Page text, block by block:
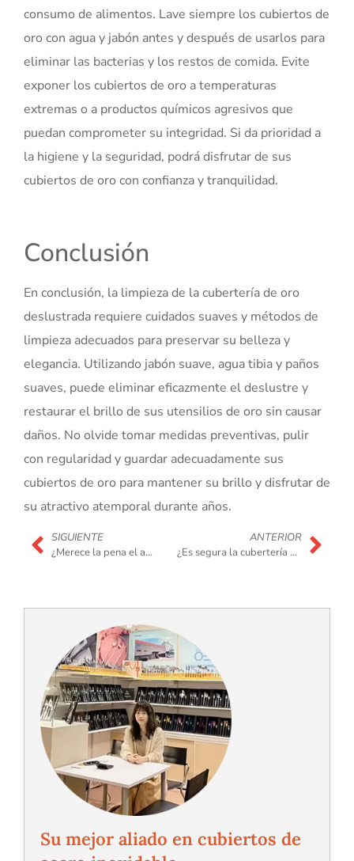
consumo de alimentos. Lave siempre los cubiertos de
oro con agua y jabón antes y después de usarlos para
eliminar las bacterias y los restos de comida. Evite
exponer los cubiertos de oro a temperaturas
extremas o a productos químicos agresivos que
puedan comprometer su integridad. Si da prioridad a
la higiene y la seguridad, podrá disfrutar de sus
cubiertos de oro con confianza y tranquilidad.
Conclusión
En conclusión, la limpieza de la cubertería de oro
deslustrada requiere cuidados suaves y métodos de
limpieza adecuados para preservar su belleza y
elegancia. Utilizando jabón suave, agua tibia y paños
suaves, puede eliminar eficazmente el deslustre y
restaurar el brillo de sus utensilios de oro sin causar
daños. No olvide tomar medidas preventivas, pulir
con regularidad y guardar adecuadamente sus
cubiertos de oro para mantener su brillo y disfrutar de
su atractivo atemporal durante años.
SIGUIENTE
¿Merece la pena el acero inoxidable 18-10?
ANTERIOR
¿Es segura la cubertería de oro?
Su mejor aliado en cubiertos de